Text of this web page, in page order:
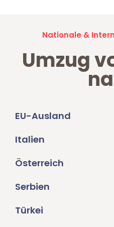
Nationale &
Umzug
EU-Ausland
Italien
Österreich
Serbien
Türkei